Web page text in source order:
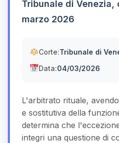
Tribunale di Venezia,
marzo 2026
Corte:Tribunale di
Data:04/03/2026
L'arbitrato rituale,
e sostitutiva della
determina che
integri una questione di